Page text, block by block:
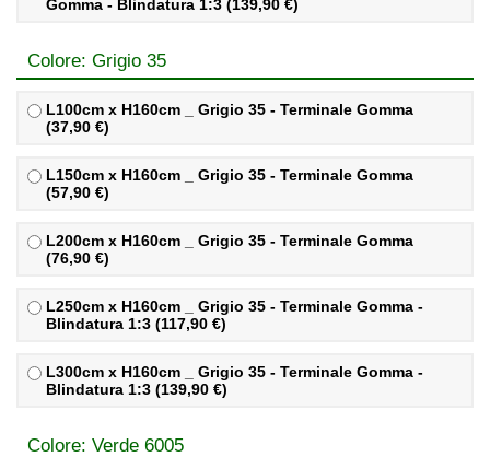
Gomma - Blindatura 1:3 (139,90 €)
Colore: Grigio 35
L100cm x H160cm _ Grigio 35 - Terminale Gomma
(37,90 €)
L150cm x H160cm _ Grigio 35 - Terminale Gomma
(57,90 €)
L200cm x H160cm _ Grigio 35 - Terminale Gomma
(76,90 €)
L250cm x H160cm _ Grigio 35 - Terminale Gomma -
Blindatura 1:3 (117,90 €)
L300cm x H160cm _ Grigio 35 - Terminale Gomma -
Blindatura 1:3 (139,90 €)
Colore: Verde 6005